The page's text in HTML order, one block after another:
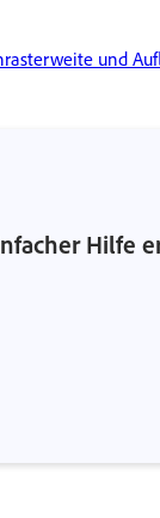
und
Hilfe